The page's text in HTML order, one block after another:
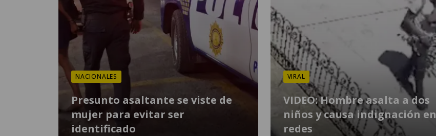
NACIONALES
Presunto asaltante se viste de
mujer para evitar ser
identificado
VIRAL
VIDEO: Hombre asalta a dos
niños y causa indignación en
redes